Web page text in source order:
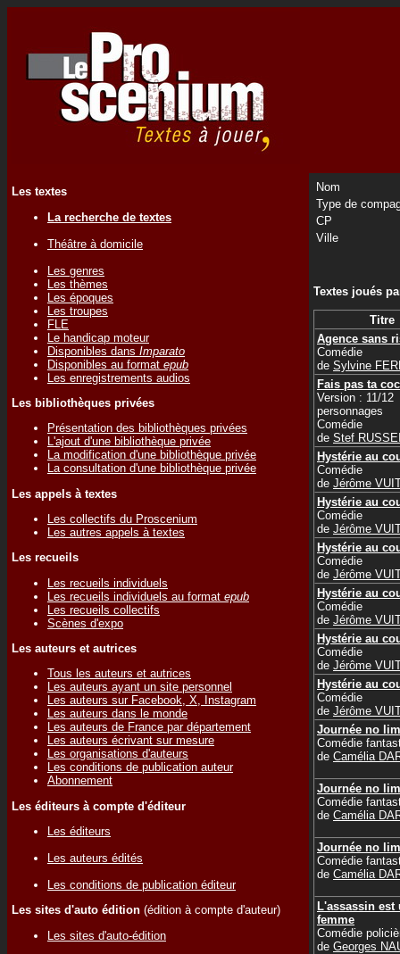
Les textes
La recherche de textes
Théâtre à domicile
Les genres
Les thèmes
Les époques
Les troupes
FLE
Le handicap moteur
Disponibles dans Imparato
Disponibles au format epub
Les enregistrements audios
Les bibliothèques privées
Présentation des bibliothèques privées
L'ajout d'une bibliothèque privée
La modification d'une bibliothèque privée
La consultation d'une bibliothèque privée
Les appels à textes
Les collectifs du Proscenium
Les autres appels à textes
Les recueils
Les recueils individuels
Les recueils individuels au format epub
Les recueils collectifs
Scènes d'expo
Les auteurs et autrices
Tous les auteurs et autrices
Les auteurs ayant un site personnel
Les auteurs sur Facebook, X, Instagram
Les auteurs dans le monde
Les auteurs de France par département
Les auteurs écrivant sur mesure
Les organisations d'auteurs
Les conditions de publication auteur
Abonnement
Les éditeurs à compte d'éditeur
Les éditeurs
Les auteurs édités
Les conditions de publication éditeur
Les sites d'auto édition (édition à compte d'auteur)
Les sites d'auto-édition
Nom
Type de
CP
Ville
Textes joués
Titre
Agence sans
Comédie
de Sylvine
Fais pas ta
Version : 11/12
personnages
Comédie
de Stef
Hystérie au
Comédie
de Jérôme
Hystérie au
Comédie
de Jérôme
Hystérie au
Comédie
de Jérôme
Hystérie au
Comédie
de Jérôme
Hystérie au
Comédie
de Jérôme
Hystérie au
Comédie
de Jérôme
Journée no
Comédie
de Camélia
Journée no
Comédie
de Camélia
Journée no
Comédie
de Camélia
L'assassin est
femme
Comédie
de Georges